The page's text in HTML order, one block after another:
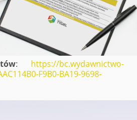
: https://bc.wydawnictwo-
F9B0-BA19-9698-